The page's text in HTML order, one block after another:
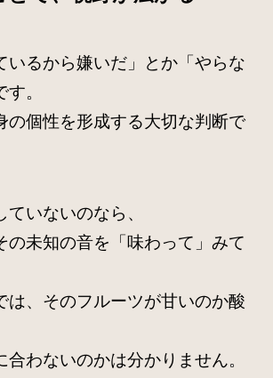
いるから嫌いだ」とか「やらな
。
の個性を形成する大切な判断で
ていないのなら、
の未知の音を「味わって」みて
は、そのフルーツが甘いのか酸
合わないのかは分かりません。